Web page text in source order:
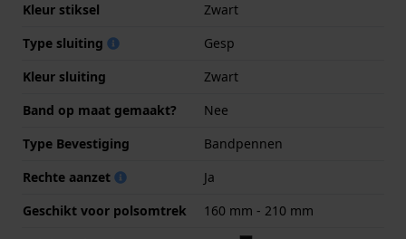
Kleur stiksel
Zwart
Type sluiting
Gesp
Kleur sluiting
Zwart
Band op maat gemaakt?
Nee
Type Bevestiging
Bandpennen
Rechte aanzet
Ja
Geschikt voor polsomtrek
160 mm - 210 mm